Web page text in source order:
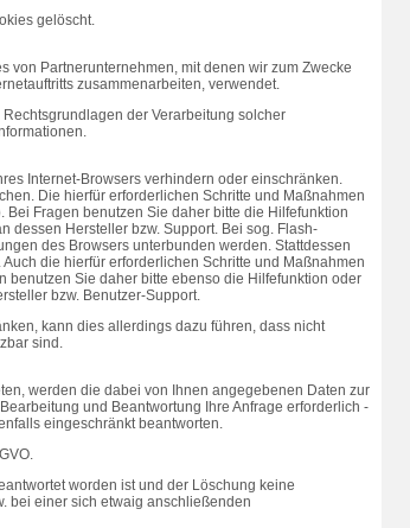
gelöscht.
von Partnerunternehmen, mit denen wir zum Zwecke
zusammenarbeiten, verwendet.
der Verarbeitung solcher
Internet-Browsers verhindern oder einschränken.
Die hierfür erforderlichen Schritte und Maßnahmen
Fragen benutzen Sie daher bitte die Hilfefunktion
dessen Hersteller bzw. Support. Bei sog. Flash-
des Browsers unterbunden werden. Stattdessen
die hierfür erforderlichen Schritte und Maßnahmen
benutzen Sie daher bitte ebenso die Hilfefunktion oder
bzw. Benutzer-Support.
kann dies allerdings dazu führen, dass nicht
sind.
werden die dabei von Ihnen angegebenen Daten zur
und Beantwortung Ihre Anfrage erforderlich -
eingeschränkt beantworten.
worden ist und der Löschung keine
bei einer sich etwaig anschließenden